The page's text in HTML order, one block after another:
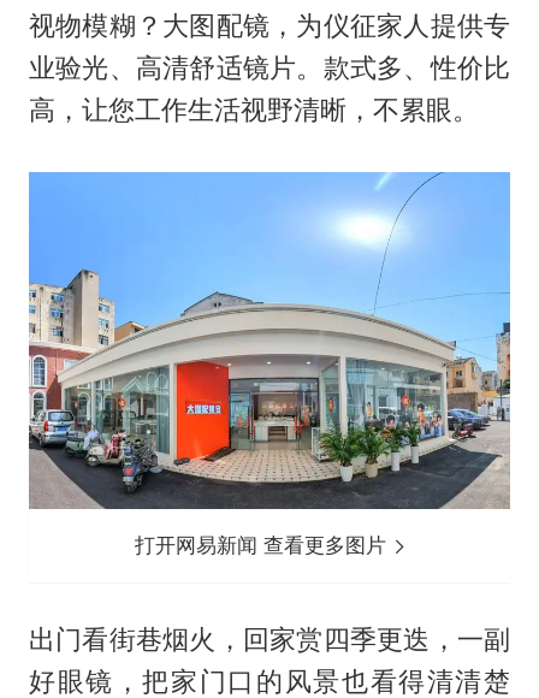
视物模糊？大图配镜，为仪征家人提供专
业验光、高清舒适镜片。款式多、性价比
高，让您工作生活视野清晰，不累眼。
打开网易新闻 查看更多图片
出门看街巷烟火，回家赏四季更迭，一副
好眼镜，把家门口的风景也看得清清楚